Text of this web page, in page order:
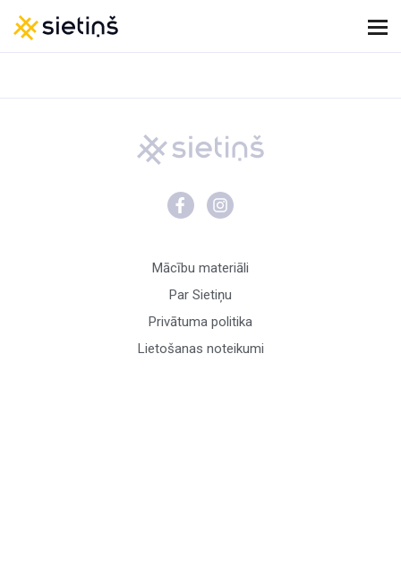
Mācību materiāli
Par Sietiņu
Privātuma politika
Lietošanas noteikumi